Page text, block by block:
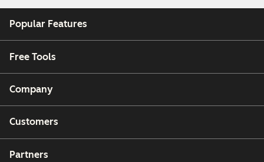
Popular Features
Free Tools
Company
Customers
Partners